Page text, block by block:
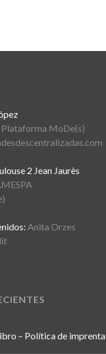
MoDe(s)
2 Jean Jaurès
Anita Orzes
– Política de imprenta